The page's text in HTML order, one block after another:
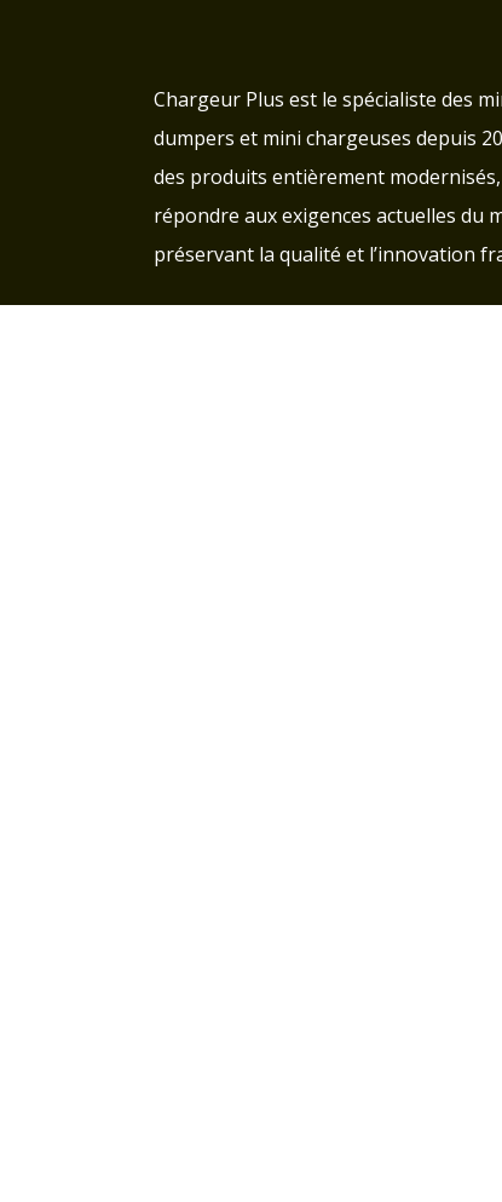
Chargeur Plus est le spécialiste des
dumpers et mini chargeuses depuis
des produits entièrement
répondre aux exigences actuelles du
préservant la qualité et l’innovation
Groupe d'entraide pour les clients